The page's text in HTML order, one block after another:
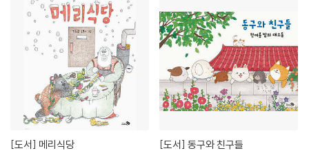
[도서] 메리식당 [도서] 동구와 친구들